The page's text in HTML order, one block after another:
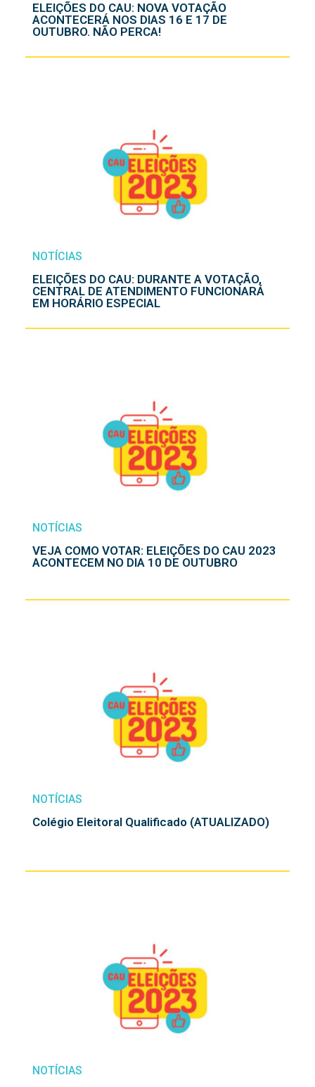
ELEIÇÕES DO CAU: NOVA VOTAÇÃO
ACONTECERÁ NOS DIAS 16 E 17 DE
OUTUBRO. NÃO PERCA!
NOTÍCIAS
ELEIÇÕES DO CAU: DURANTE A VOTAÇÃO,
CENTRAL DE ATENDIMENTO FUNCIONARÁ
EM HORÁRIO ESPECIAL
NOTÍCIAS
VEJA COMO VOTAR: ELEIÇÕES DO CAU 2023
ACONTECEM NO DIA 10 DE OUTUBRO
NOTÍCIAS
Colégio Eleitoral Qualificado (ATUALIZADO)
NOTÍCIAS